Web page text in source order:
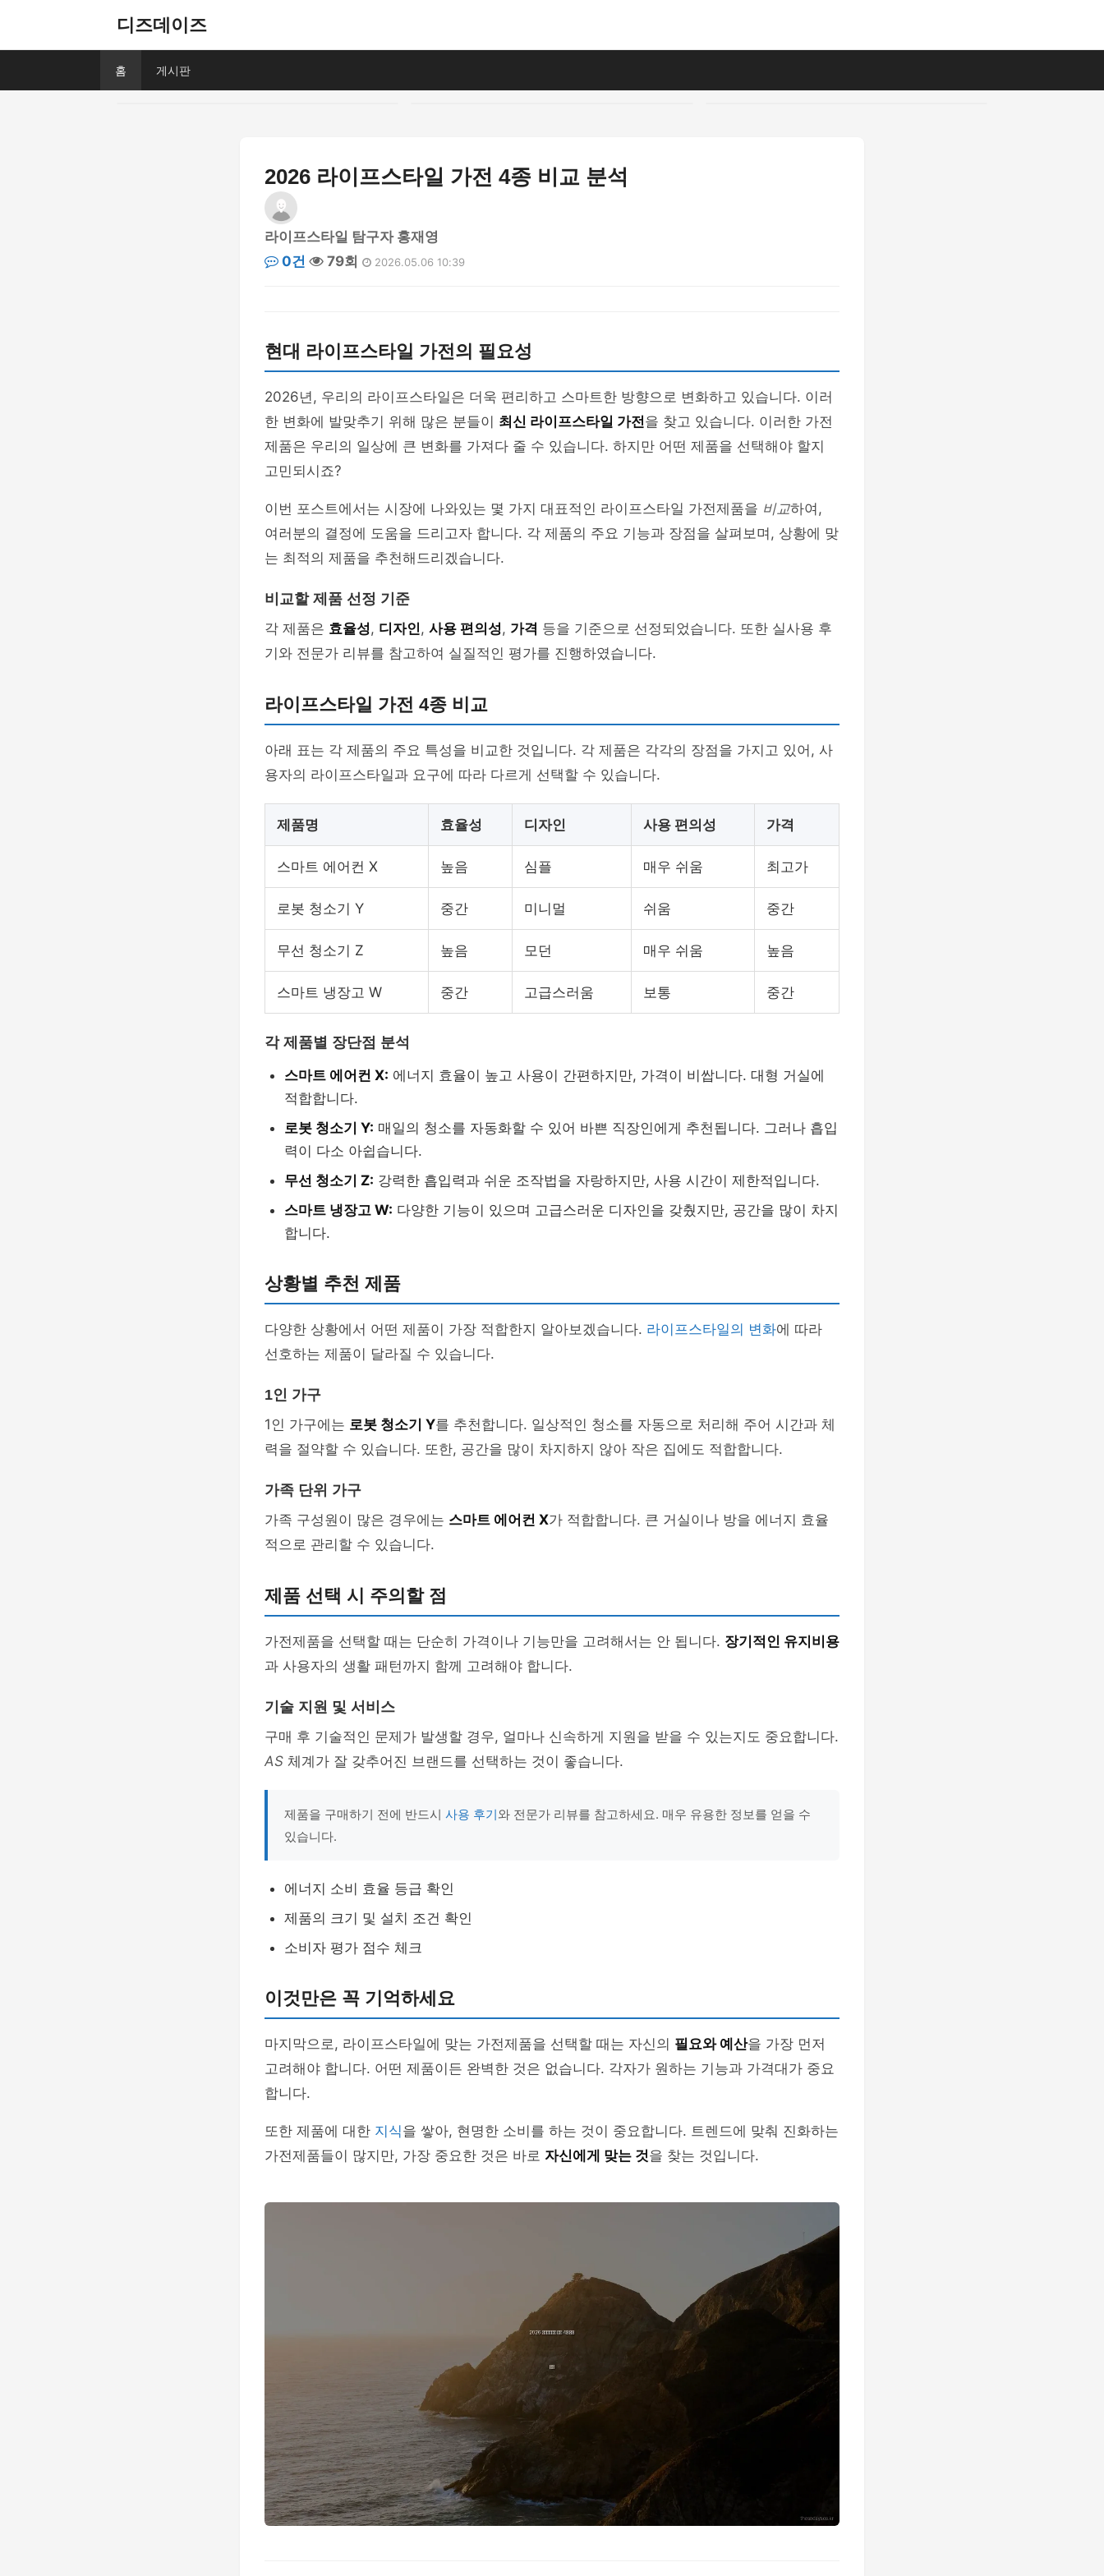
디즈데이즈
홈 게시판
2026 라이프스타일 가전 4종 비교 분석
라이프스타일 탐구자 홍재영
0건
79회 2026.05.06 10:39
현대 라이프스타일 가전의 필요성
2026년, 우리의 라이프스타일은 더욱 편리하고 스마트한 방향으로 변화하고 있습니다. 이러
한 변화에 발맞추기 위해 많은 분들이 최신 라이프스타일 가전을 찾고 있습니다. 이러한 가전
제품은 우리의 일상에 큰 변화를 가져다 줄 수 있습니다. 하지만 어떤 제품을 선택해야 할지
고민되시죠?
이번 포스트에서는 시장에 나와있는 몇 가지 대표적인 라이프스타일 가전제품을 비교하여,
여러분의 결정에 도움을 드리고자 합니다. 각 제품의 주요 기능과 장점을 살펴보며, 상황에 맞
는 최적의 제품을 추천해드리겠습니다.
비교할 제품 선정 기준
각 제품은 효율성, 디자인, 사용 편의성, 가격 등을 기준으로 선정되었습니다. 또한 실사용 후
기와 전문가 리뷰를 참고하여 실질적인 평가를 진행하였습니다.
라이프스타일 가전 4종 비교
아래 표는 각 제품의 주요 특성을 비교한 것입니다. 각 제품은 각각의 장점을 가지고 있어, 사
용자의 라이프스타일과 요구에 따라 다르게 선택할 수 있습니다.
제품명 효율성 디자인 사용 편의성 가격
스마트 에어컨 X 높음 심플 매우 쉬움 최고가
로봇 청소기 Y 중간 미니멀 쉬움 중간
무선 청소기 Z 높음 모던 매우 쉬움 높음
스마트 냉장고 W 중간 고급스러움 보통 중간
각 제품별 장단점 분석
스마트 에어컨 X: 에너지 효율이 높고 사용이 간편하지만, 가격이 비쌉니다. 대형 거실에
적합합니다.
로봇 청소기 Y: 매일의 청소를 자동화할 수 있어 바쁜 직장인에게 추천됩니다. 그러나 흡입
력이 다소 아쉽습니다.
무선 청소기 Z: 강력한 흡입력과 쉬운 조작법을 자랑하지만, 사용 시간이 제한적입니다.
스마트 냉장고 W: 다양한 기능이 있으며 고급스러운 디자인을 갖췄지만, 공간을 많이 차지
합니다.
상황별 추천 제품
다양한 상황에서 어떤 제품이 가장 적합한지 알아보겠습니다. 라이프스타일의 변화에 따라
선호하는 제품이 달라질 수 있습니다.
1인 가구
1인 가구에는 로봇 청소기 Y를 추천합니다. 일상적인 청소를 자동으로 처리해 주어 시간과 체
력을 절약할 수 있습니다. 또한, 공간을 많이 차지하지 않아 작은 집에도 적합합니다.
가족 단위 가구
가족 구성원이 많은 경우에는 스마트 에어컨 X가 적합합니다. 큰 거실이나 방을 에너지 효율
적으로 관리할 수 있습니다.
제품 선택 시 주의할 점
가전제품을 선택할 때는 단순히 가격이나 기능만을 고려해서는 안 됩니다. 장기적인 유지비용
과 사용자의 생활 패턴까지 함께 고려해야 합니다.
기술 지원 및 서비스
구매 후 기술적인 문제가 발생할 경우, 얼마나 신속하게 지원을 받을 수 있는지도 중요합니다.
AS 체계가 잘 갖추어진 브랜드를 선택하는 것이 좋습니다.
제품을 구매하기 전에 반드시 사용 후기와 전문가 리뷰를 참고하세요. 매우 유용한 정보를 얻을 수
있습니다.
에너지 소비 효율 등급 확인
제품의 크기 및 설치 조건 확인
소비자 평가 점수 체크
이것만은 꼭 기억하세요
마지막으로, 라이프스타일에 맞는 가전제품을 선택할 때는 자신의 필요와 예산을 가장 먼저
고려해야 합니다. 어떤 제품이든 완벽한 것은 없습니다. 각자가 원하는 기능과 가격대가 중요
합니다.
또한 제품에 대한 지식을 쌓아, 현명한 소비를 하는 것이 중요합니다. 트렌드에 맞춰 진화하는
가전제품들이 많지만, 가장 중요한 것은 바로 자신에게 맞는 것을 찾는 것입니다.